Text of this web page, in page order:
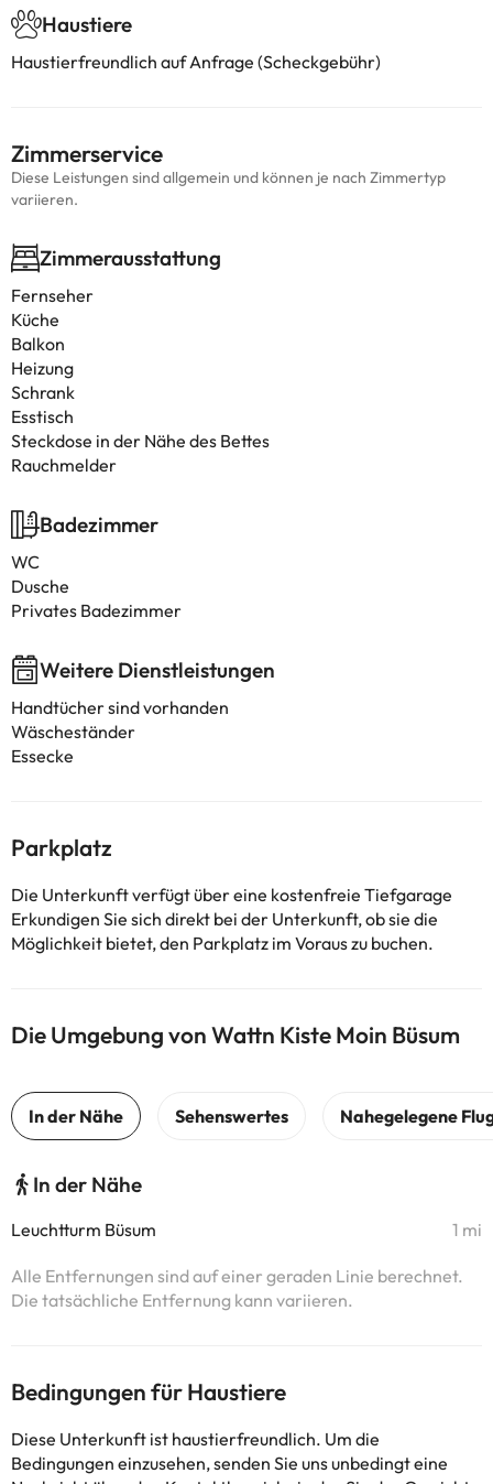
Haustiere
Haustierfreundlich auf Anfrage (Scheckgebühr)
Zimmerservice
Diese Leistungen sind allgemein und können je nach Zimmertyp
variieren.
Zimmerausstattung
Fernseher
Küche
Balkon
Heizung
Schrank
Esstisch
Steckdose in der Nähe des Bettes
Rauchmelder
Badezimmer
WC
Dusche
Privates Badezimmer
Weitere Dienstleistungen
Handtücher sind vorhanden
Wäscheständer
Essecke
Parkplatz
Die Unterkunft verfügt über eine kostenfreie Tiefgarage
Erkundigen Sie sich direkt bei der Unterkunft, ob sie die
Möglichkeit bietet, den Parkplatz im Voraus zu buchen.
Die Umgebung von Wattn Kiste Moin Büsum
In der Nähe
Leuchtturm Büsum 1 mi
Alle Entfernungen sind auf einer geraden Linie berechnet.
Die tatsächliche Entfernung kann variieren.
Bedingungen für Haustiere
Diese Unterkunft ist haustierfreundlich. Um die
Bedingungen einzusehen, senden Sie uns unbedingt eine